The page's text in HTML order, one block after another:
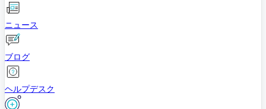
ニュース
ブログ
ヘルプデスク